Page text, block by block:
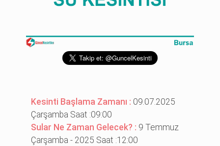
Kesinti Başlama Zamanı : 09.07.2025
Çarşamba Saat :09:00
Sular Ne Zaman Gelecek? : 9 Temmuz
Çarşamba - 2025 Saat :12:00